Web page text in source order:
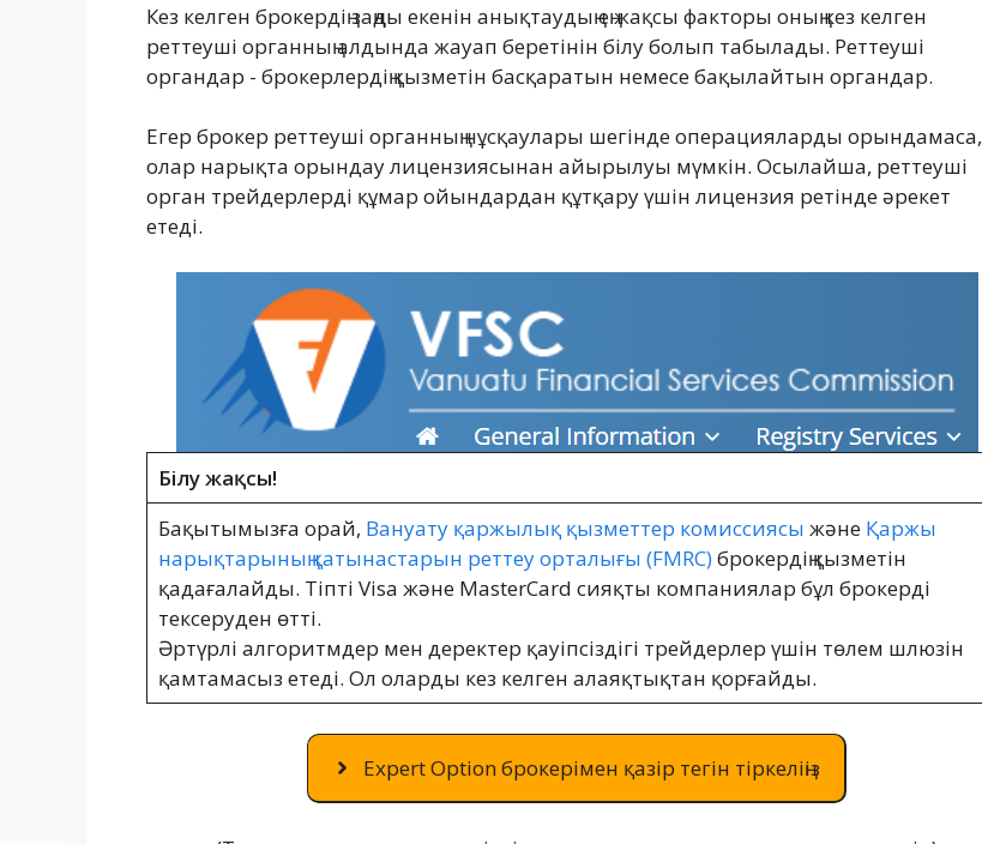
Кез келген брокердің заңды екенін анықтаудың ең жақсы факторы оның кез келген
реттеуші органның алдында жауап беретінін білу болып табылады. Реттеуші
органдар - брокерлердің қызметін басқаратын немесе бақылайтын органдар.
Егер брокер реттеуші органның нұсқаулары шегінде операцияларды орындамаса,
олар нарықта орындау лицензиясынан айырылуы мүмкін. Осылайша, реттеуші
орган трейдерлерді құмар ойындардан құтқару үшін лицензия ретінде әрекет
етеді.
Білу жақсы!
Бақытымызға орай, Вануату қаржылық қызметтер комиссиясы және Қаржы
нарықтарының қатынастарын реттеу орталығы (FMRC)брокердің қызметін
қадағалайды. Тіпті Visa және MasterCard сияқты компаниялар бұл брокерді
тексеруден өтті.
Әртүрлі алгоритмдер мен деректер қауіпсіздігі трейдерлер үшін төлем шлюзін
қамтамасыз етеді. Ол оларды кез келген алаяқтықтан қорғайды.
Expert Option брокерімен қазір тегін тіркеліңіз